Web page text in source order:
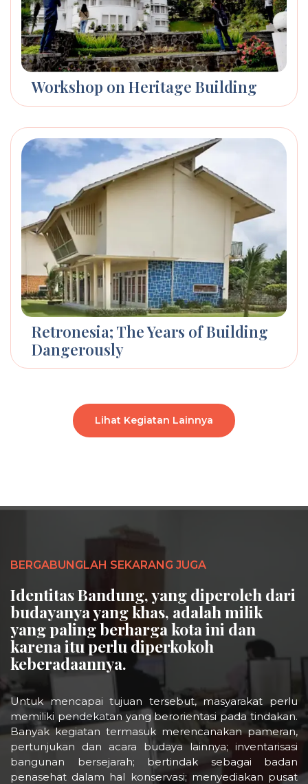
Workshop on Heritage Building
Retronesia; The Years of Building
Dangerously
Lihat Kegiatan Lainnya
BERGABUNGLAH SEKARANG JUGA
Identitas Bandung, yang diperoleh dari
budayanya yang khas, adalah milik
yang paling berharga kota ini dan
karena itu perlu diperkokoh
keberadaannya.
Untuk mencapai tujuan tersebut, masyarakat perlu
memiliki pendekatan yang berorientasi pada tindakan.
Banyak kegiatan termasuk merencanakan pameran,
pertunjukan dan acara budaya lainnya; inventarisasi
bangunan bersejarah; bertindak sebagai badan
penasehat dalam hal konservasi; menyediakan pusat